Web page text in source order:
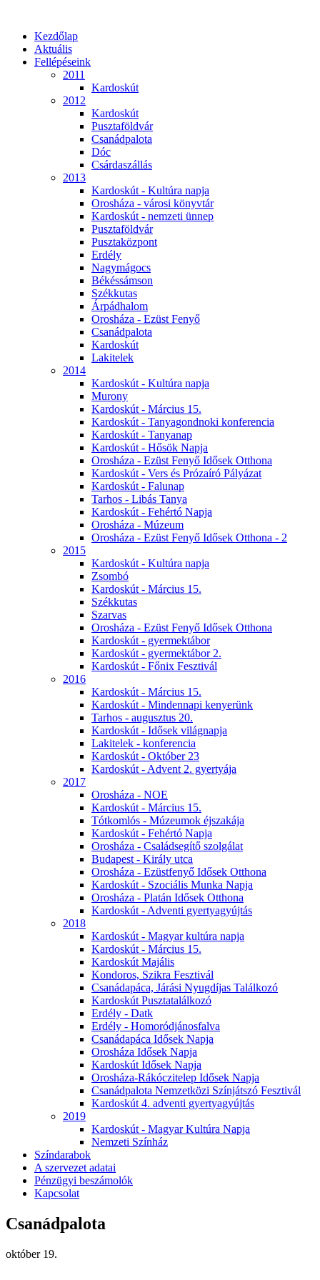
Kezdőlap
Aktuális
Fellépéseink
2011
Kardoskút
2012
Kardoskút
Pusztaföldvár
Csanádpalota
Dóc
Csárdaszállás
2013
Kardoskút - Kultúra napja
Orosháza - városi könyvtár
Kardoskút - nemzeti ünnep
Pusztaföldvár
Pusztaközpont
Erdély
Nagymágocs
Békéssámson
Székkutas
Árpádhalom
Orosháza - Ezüst Fenyő
Csanádpalota
Kardoskút
Lakitelek
2014
Kardoskút - Kultúra napja
Murony
Kardoskút - Március 15.
Kardoskút - Tanyagondnoki konferencia
Kardoskút - Tanyanap
Kardoskút - Hősök Napja
Orosháza - Ezüst Fenyő Idősek Otthona
Kardoskút - Vers és Prózaíró Pályázat
Kardoskút - Falunap
Tarhos - Libás Tanya
Kardoskút - Fehértó Napja
Orosháza - Múzeum
Orosháza - Ezüst Fenyő Idősek Otthona - 2
2015
Kardoskút - Kultúra napja
Zsombó
Kardoskút - Március 15.
Székkutas
Szarvas
Orosháza - Ezüst Fenyő Idősek Otthona
Kardoskút - gyermektábor
Kardoskút - gyermektábor 2.
Kardoskút - Főnix Fesztivál
2016
Kardoskút - Március 15.
Kardoskút - Mindennapi kenyerünk
Tarhos - augusztus 20.
Kardoskút - Idősek világnapja
Lakitelek - konferencia
Kardoskút - Október 23
Kardoskút - Advent 2. gyertyája
2017
Orosháza - NOE
Kardoskút - Március 15.
Tótkomlós - Múzeumok éjszakája
Kardoskút - Fehértó Napja
Orosháza - Családsegítő szolgálat
Budapest - Király utca
Orosháza - Ezüstfenyő Idősek Otthona
Kardoskút - Szociális Munka Napja
Orosháza - Platán Idősek Otthona
Kardoskút - Adventi gyertyagyújtás
2018
Kardoskút - Magyar kultúra napja
Kardoskút - Március 15.
Kardoskút Majális
Kondoros, Szikra Fesztivál
Csanádapáca, Járási Nyugdíjas Találkozó
Kardoskút Pusztatalálkozó
Erdély - Datk
Erdély - Homoródjánosfalva
Csanádapáca Idősek Napja
Orosháza Idősek Napja
Kardoskút Idősek Napja
Orosháza-Rákóczitelep Idősek Napja
Csanádpalota Nemzetközi Színjátszó Fesztivál
Kardoskút 4. adventi gyertyagyújtás
2019
Kardoskút - Magyar Kultúra Napja
Nemzeti Színház
Színdarabok
A szervezet adatai
Pénzügyi beszámolók
Kapcsolat
Csanádpalota
október 19.